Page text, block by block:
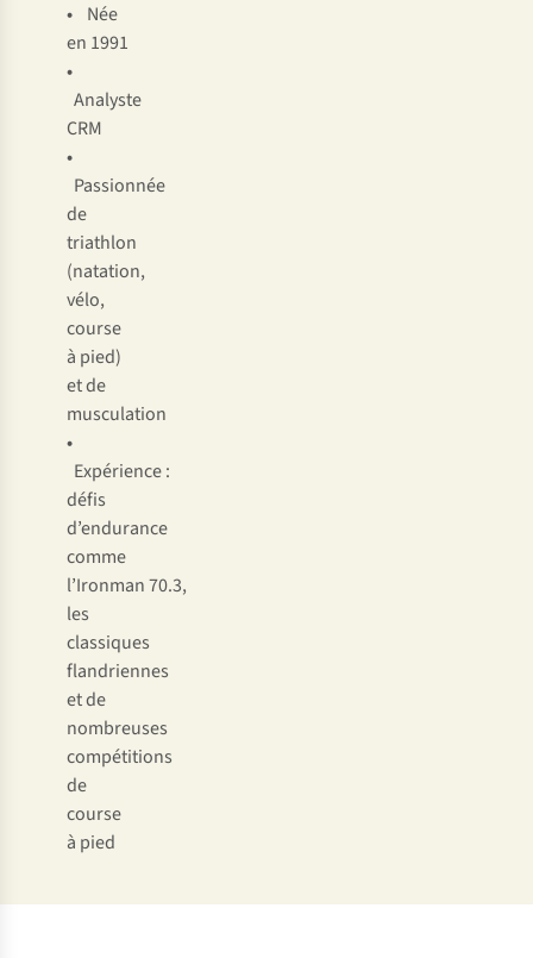
• Née
en 1991
•
Analyste
CRM
•
Passionnée
de
triathlon
(natation,
vélo,
course
à pied)
et de
musculation
•
Expérience :
défis
d’endurance
comme
l’Ironman 70.3,
les
classiques
flandriennes
et de
nombreuses
compétitions
de
course
à pied